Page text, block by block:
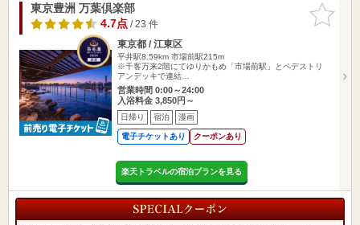
お気に入
りに追加
東京豊洲 万葉倶楽部
4.7点/ 23 件
東京都 / 江東区
平井駅8.59km 市場前駅215m
※千客万来2階にてゆりかもめ「市場前駅」とペデストリ
アンデッキで連結…
営業時間 0:00～24:00
入浴料金 3,850円～
日帰り 宿泊 漫画
電子チケットあり クーポンあり
楽天トラベルの宿泊プランを見る